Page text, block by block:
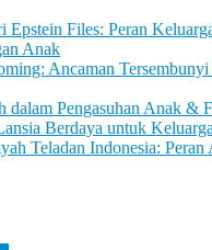
Epstein Files: Peran
Anak
Ancaman
dalam Pengasuhan Anak &
Berdaya untuk
Teladan Indonesia: Peran